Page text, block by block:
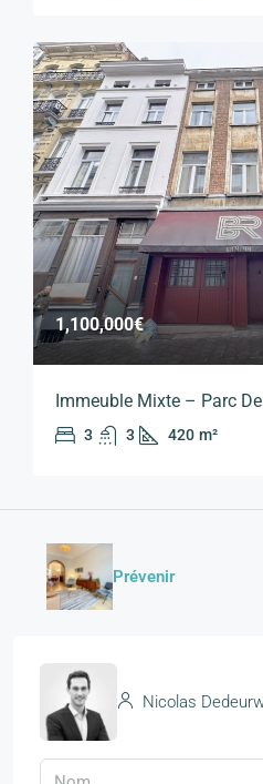
1,100,000€
Immeuble Mixte – Parc
3 3 420 m²
Prévenir
Nicolas